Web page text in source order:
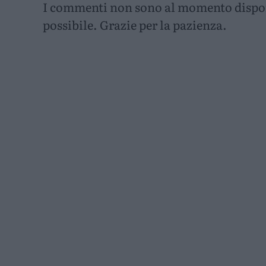
I commenti non sono al momento
possibile. Grazie per la pazienza.